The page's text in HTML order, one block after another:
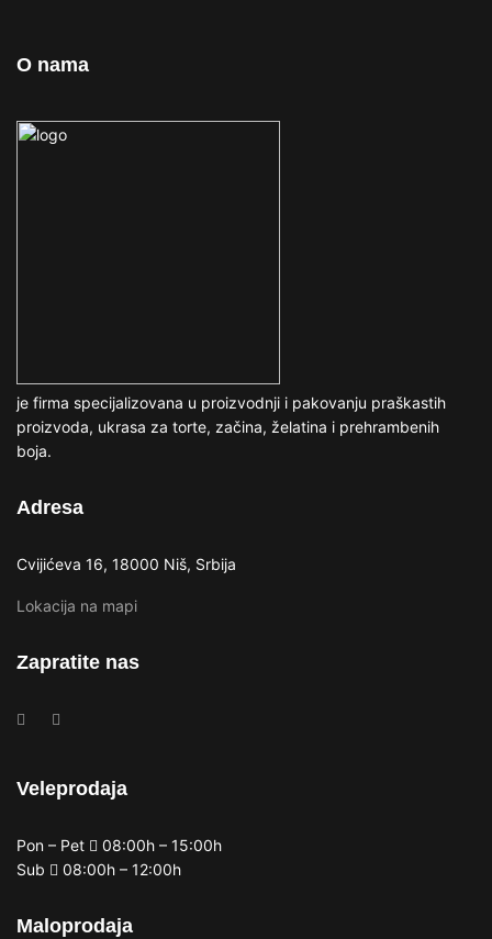
O nama
je firma specijalizovana u proizvodnji i pakovanju praškastih
proizvoda, ukrasa za torte, začina, želatina i prehrambenih
boja.
Adresa
Cvijićeva 16, 18000 Niš, Srbija
Lokacija na mapi
Zapratite nas
Veleprodaja
Pon – Pet
08:00h – 15:00h
Sub
08:00h – 12:00h
Maloprodaja